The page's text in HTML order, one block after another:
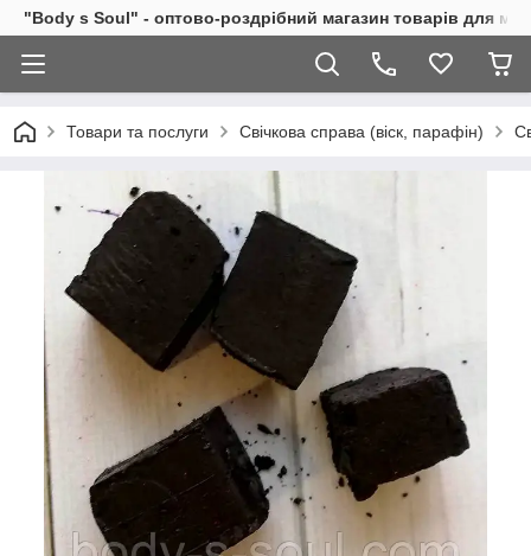
"Body s Soul" - оптово-роздрібний магазин товарів для
Товари та послуги Свічкова справа (віск, парафін)